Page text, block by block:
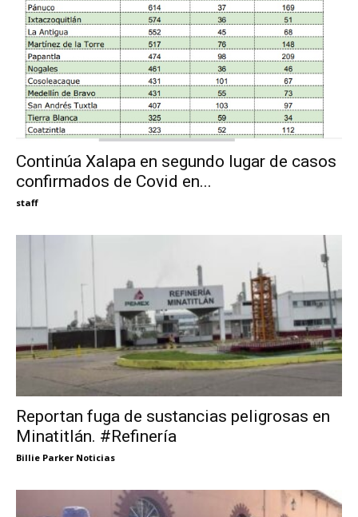
Continúa Xalapa en segundo lugar de casos
confirmados de Covid en...
staff
Reportan fuga de sustancias peligrosas en
Minatitlán. #Refinería
Billie Parker Noticias